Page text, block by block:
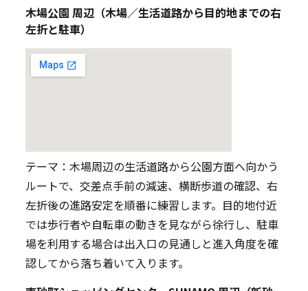
木場公園 周辺（木場／生活道路から目的地までの右
左折と駐車）
テーマ：木場周辺の生活道路から公園方面へ向かう
ルートで、交差点手前の減速、横断歩道の確認、右
左折後の進路安定を順番に練習します。目的地付近
では歩行者や自転車の動きを見ながら徐行し、駐車
場を利用する場合は出入口の見通しと進入角度を確
認してから落ち着いて入ります。